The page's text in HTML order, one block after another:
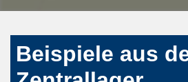
Beispiele aus